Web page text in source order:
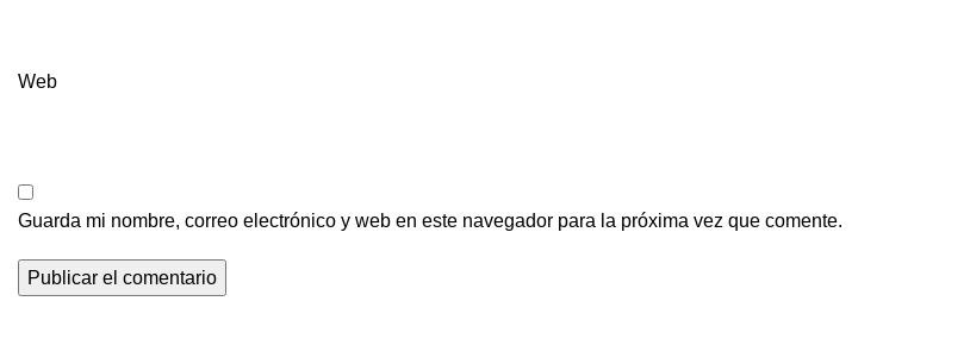
Web
Guarda mi nombre, correo electrónico y web en este navegador para la próxima vez que comente.